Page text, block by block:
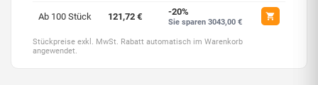
Ab 100 Stück 121,72 € -20%
Sie sparen 3043,00 €
Stückpreise exkl. MwSt. Rabatt automatisch im Warenkorb
angewendet.